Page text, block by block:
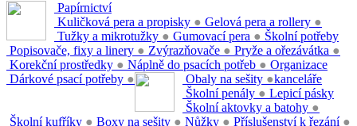
Papírnictví
Kuličková pera a propisky ● Gelová pera a rollery ●
Tužky a mikrotužky ● Gumovací pera ●
Popisovače, fixy a linery ● Zvýrazňovače ● Pryže a ořezávátka ●
Korekční prostředky ● Náplně do psacích potřeb ●
Dárkové psací potřeby ●
Školní potřeby
Obaly na sešity ●
Školní penály ●
Školní aktovky a batohy ●
Školní kufříky ● Boxy na sešity ● Nůžky ● Příslušenství k řezání ●
Organizace
kanceláře
Lepicí pásky